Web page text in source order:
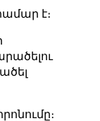
է։